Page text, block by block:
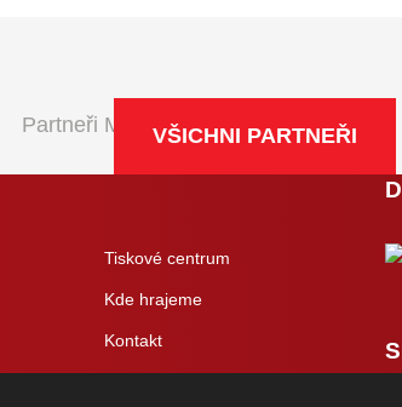
Partneři Maxa NBLVŠICHNI PARTNEŘI
Tiskové centrum
Kde hrajeme
Kontakt